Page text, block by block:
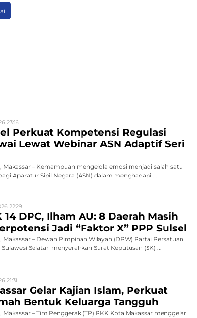
23:16
Perkuat Kompetensi Regulasi
Lewat Webinar ASN Adaptif Seri
– Kemampuan mengelola emosi menjadi salah satu
Aparatur Sipil Negara (ASN) dalam menghadapi ...
22:29
14 DPC, Ilham AU: 8 Daerah Masih
Jadi “Faktor X” PPP Sulsel
– Dewan Pimpinan Wilayah (DPW) Partai Persatuan
Selatan menyerahkan Surat Keputusan (SK) ...
21:31
Gelar Kajian Islam, Perkuat
Bentuk Keluarga Tangguh
– Tim Penggerak (TP) PKK Kota Makassar menggelar